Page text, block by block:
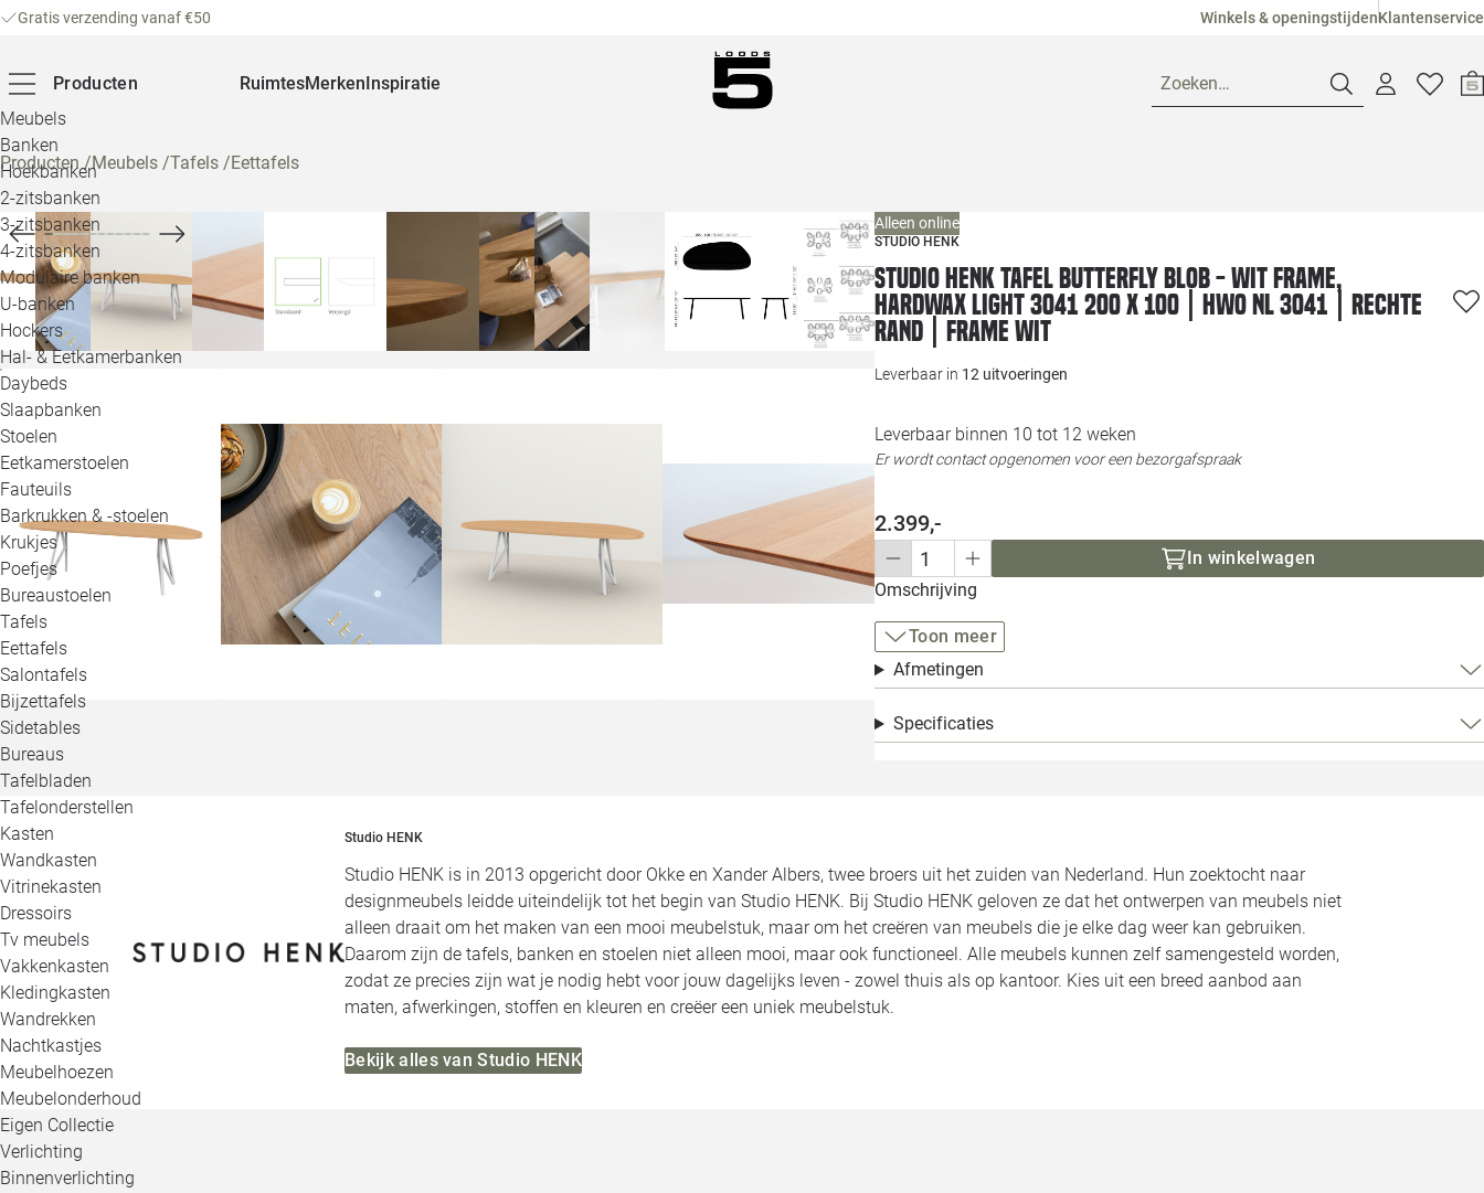
Gratis verzending vanaf €50 Winkels & openingstijdenKlantenservice
Producten
Meubels
Banken
Hoekbanken
2-zitsbanken
3-zitsbanken
4-zitsbanken
Modulaire banken
U-banken
Hockers
Hal- & Eetkamerbanken
Daybeds
Slaapbanken
Stoelen
Eetkamerstoelen
Fauteuils
Barkrukken & -stoelen
Krukjes
Poefjes
Bureaustoelen
Tafels
Eettafels
Salontafels
Bijzettafels
Sidetables
Bureaus
Tafelbladen
Tafelonderstellen
Kasten
Wandkasten
Vitrinekasten
Dressoirs
Tv meubels
Vakkenkasten
Kledingkasten
Wandrekken
Nachtkastjes
Meubelhoezen
Meubelonderhoud
Eigen Collectie
Verlichting
Binnenverlichting
RuimtesMerkenInspiratie Zoeken…
Winkels
Producten/Meubels /Tafels /Eettafels
Alleen online
STUDIO HENK
Studio HENK tafel Butterfly Blob - wit frame,
hardwax light 3041 200 x 100 | HWO NL 3041 | Rechte
Rand | Frame Wit
Leverbaar in 12 uitvoeringen
Leverbaar binnen 10 tot 12 weken
Er wordt contact opgenomen voor een bezorgafspraak
2.399,-
In winkelwagen
Omschrijving
Toon meer
Afmetingen
Specificaties
Studio HENK
Studio HENK is in 2013 opgericht door Okke en Xander Albers, twee broers uit het zuiden van Nederland. Hun zoektocht naar
designmeubels leidde uiteindelijk tot het begin van Studio HENK. Bij Studio HENK geloven ze dat het ontwerpen van meubels niet
alleen draait om het maken van een mooi meubelstuk, maar om het creëren van meubels die je elke dag weer kan gebruiken.
Daarom zijn de tafels, banken en stoelen niet alleen mooi, maar ook functioneel. Alle meubels kunnen zelf samengesteld worden,
zodat ze precies zijn wat je nodig hebt voor jouw dagelijks leven - zowel thuis als op kantoor. Kies uit een breed aanbod aan
maten, afwerkingen, stoffen en kleuren en creëer een uniek meubelstuk.
Bekijk alles van Studio HENK